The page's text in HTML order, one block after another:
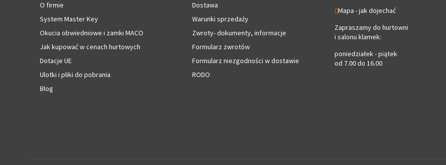
O firmie
System Master Key
Okucia obwiedniowe i zamki MACO
Jak kupować w cenach hurtowych
Dotacje UE
Ulotki i pliki do pobrania
Blog
Dostawa
Warunki sprzedaży
Zwroty- dokumenty, informacje
Formularz zwrotów
Formularz niezgodności w dostawie
RODO
Mapa - jak dojechać
Zapraszamy do hurtowni
i salonu klamek:
poniedziałek - piątek
od 7.00 do 16.00